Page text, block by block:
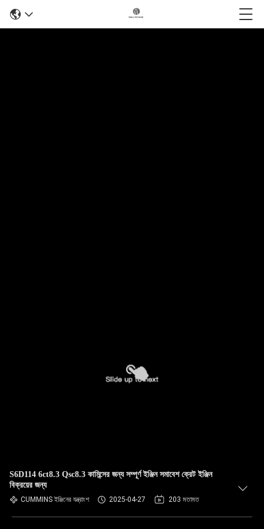
S6D114 6ct8.3 Qsc8.3 কামিন্সের জন্য সম্পূর্ণ ইঞ্জিন সমাবেশ ক্রেট ইঞ্জিন
বিক্রয়ের জন্য
CUMMINS ইঞ্জিনের যন্ত্রাংশ 2025-04-27 203 মতামত